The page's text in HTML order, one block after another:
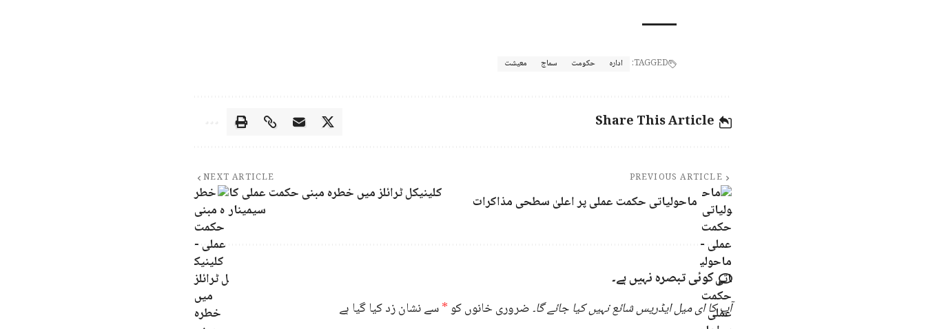
TAGGED: ادارہ حکومت سماج معیشت
Share This Article
PREVIOUS ARTICLE
ماحولیاتی حکمت عملی پر اعلیٰ سطحی مذاکرات
NEXT ARTICLE
کلینیکل ٹرائلز میں خطرہ مبنی حکمت عملی کا
سیمینار
کوئی تبصرہ نہیں ہے۔
آپ کا ای میل ایڈریس شائع نہیں کیا جائے گا۔ضروری خانوں کو*سے نشان زد کیا گیا ہے